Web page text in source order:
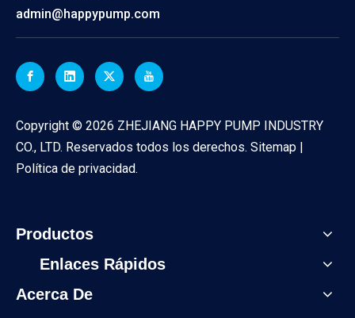
admin@happypump.com
Copyright © 2026 ZHEJIANG HAPPY PUMP INDUSTRY
CO., LTD. Reservados todos los derechos. Sitemap |
Política de privacidad.
Productos
Enlaces Rápidos
Acerca De